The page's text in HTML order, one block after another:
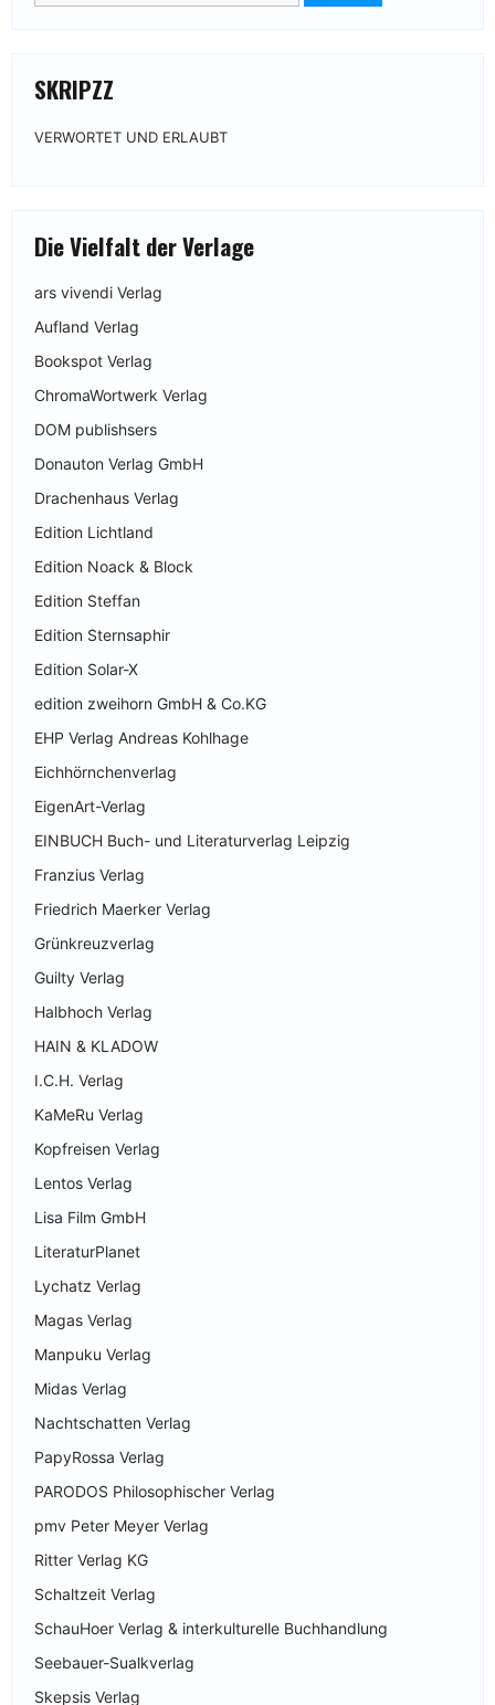
SKRIPZZ
VERWORTET UND ERLAUBT
Die Vielfalt der Verlage
ars vivendi Verlag
Aufland Verlag
Bookspot Verlag
ChromaWortwerk Verlag
DOM publishsers
Donauton Verlag GmbH
Drachenhaus Verlag
Edition Lichtland
Edition Noack & Block
Edition Steffan
Edition Sternsaphir
Edition Solar-X
edition zweihorn GmbH & Co.KG
EHP Verlag Andreas Kohlhage
Eichhörnchenverlag
EigenArt-Verlag
EINBUCH Buch- und Literaturverlag Leipzig
Franzius Verlag
Friedrich Maerker Verlag
Grünkreuzverlag
Guilty Verlag
Halbhoch Verlag
HAIN & KLADOW
I.C.H. Verlag
KaMeRu Verlag
Kopfreisen Verlag
Lentos Verlag
Lisa Film GmbH
LiteraturPlanet
Lychatz Verlag
Magas Verlag
Manpuku Verlag
Midas Verlag
Nachtschatten Verlag
PapyRossa Verlag
PARODOS Philosophischer Verlag
pmv Peter Meyer Verlag
Ritter Verlag KG
Schaltzeit Verlag
SchauHoer Verlag & interkulturelle Buchhandlung
Seebauer-Sualkverlag
Skepsis Verlag